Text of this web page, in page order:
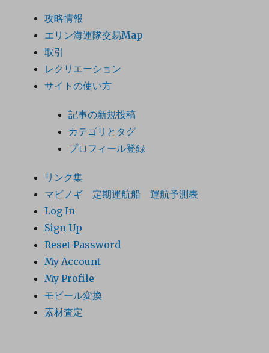
攻略情報
エリン海運隊交易Map
取引
レクリエーション
サイトの使い方
記事の新規投稿
カテゴリとタグ
プロフィール登録
リンク集
マビノギ 定期運航船 運航予測表
Log In
Sign Up
Reset Password
My Account
My Profile
モビール変換
素材査定